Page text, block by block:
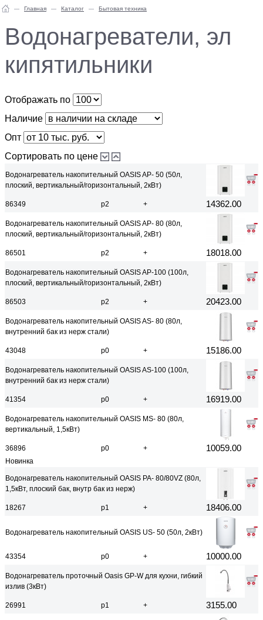
Главная Каталог Бытовая техника
Водонагреватели, эл
кипятильники
Отображать по
Наличие
Опт
Сортировать по цене
Водонагреватель накопительный OASIS AP- 50 (50л,
плоский, вертикальный/горизонтальный, 2кВт)
86349 р2 + 14362.00
Водонагреватель накопительный OASIS AP- 80 (80л,
плоский, вертикальный/горизонтальный, 2кВт)
86501 р2 + 18018.00
Водонагреватель накопительный OASIS AP-100 (100л,
плоский, вертикальный/горизонтальный, 2кВт)
86503 р2 + 20423.00
Водонагреватель накопительный OASIS AS- 80 (80л,
внутренний бак из нерж стали)
43048 р0 + 15186.00
Водонагреватель накопительный OASIS AS-100 (100л,
внутренний бак из нерж стали)
41354 р0 + 16919.00
Водонагреватель накопительный OASIS MS- 80 (80л,
вертикальный, 1,5кВт)
36896 р0 + 10059.00
Новинка
Водонагреватель накопительный OASIS PA- 80/80VZ (80л,
1,5кВт, плоский бак, внутр бак из нерж)
18267 р1 + 18406.00
Водонагреватель накопительный OASIS US- 50 (50л, 2кВт)
43354 р0 + 10000.00
Водонагреватель проточный Oasis GP-W для кухни, гибкий
излив (3кВт)
26991 р1 + 3155.00